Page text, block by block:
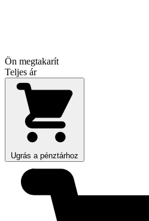
Ön megtakarít
Teljes ár
Ugrás a pénztárhoz